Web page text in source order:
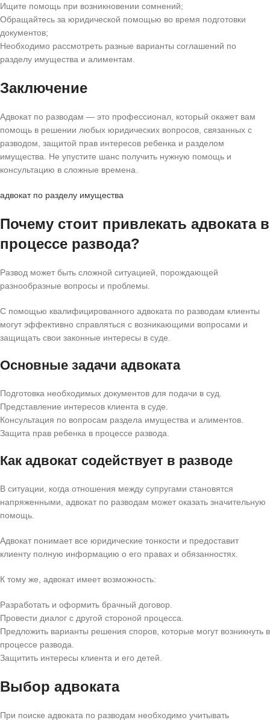
Ищите помощь при возникновении сомнений;
Обращайтесь за юридической помощью во время подготовки
документов;
Необходимо рассмотреть разные варианты соглашений по
разделу имущества и алиментам.
Заключение
Адвокат по разводам — это профессионал, который окажет вам
помощь в решении любых юридических вопросов, связанных с
разводом, защитой прав интересов ребенка и разделом
имущества. Не упустите шанс получить нужную помощь и
консультацию в сложные времена.
адвокат по разделу имущества
Почему стоит привлекать адвоката в
процессе развода?
Развод может быть сложной ситуацией, порождающей
разнообразные вопросы и проблемы.
С помощью квалифицированного адвоката по разводам клиенты
могут эффективно справляться с возникающими вопросами и
защищать свои законные интересы в суде.
Основные задачи адвоката
Подготовка необходимых документов для подачи в суд.
Представление интересов клиента в суде.
Консультация по вопросам раздела имущества и алиментов.
Защита прав ребенка в процессе развода.
Как адвокат содействует в разводе
В ситуации, когда отношения между супругами становятся
напряженными, адвокат по разводам может оказать значительную
помощь.
Адвокат понимает все юридические тонкости и предоставит
клиенту полную информацию о его правах и обязанностях.
К тому же, адвокат имеет возможность:
Разработать и оформить брачный договор.
Провести диалог с другой стороной процесса.
Предложить варианты решения споров, которые могут возникнуть в
процессе развода.
Защитить интересы клиента и его детей.
Выбор адвоката
При поиске адвоката по разводам необходимо учитывать